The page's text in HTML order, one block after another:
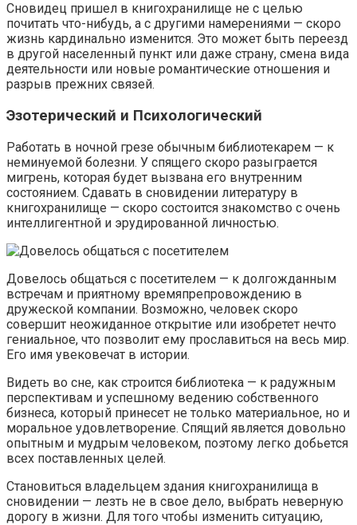
Сновидец пришел в книгохранилище не с целью
почитать что-нибудь, а с другими намерениями — скоро
жизнь кардинально изменится. Это может быть переезд
в другой населенный пункт или даже страну, смена вида
деятельности или новые романтические отношения и
разрыв прежних связей.
Эзотерический и Психологический
Работать в ночной грезе обычным библиотекарем — к
неминуемой болезни. У спящего скоро разыграется
мигрень, которая будет вызвана его внутренним
состоянием. Сдавать в сновидении литературу в
книгохранилище — скоро состоится знакомство с очень
интеллигентной и эрудированной личностью.
Довелось общаться с посетителем — к долгожданным
встречам и приятному времяпрепровождению в
дружеской компании. Возможно, человек скоро
совершит неожиданное открытие или изобретет нечто
гениальное, что позволит ему прославиться на весь мир.
Его имя увековечат в истории.
Видеть во сне, как строится библиотека — к радужным
перспективам и успешному ведению собственного
бизнеса, который принесет не только материальное, но и
моральное удовлетворение. Спящий является довольно
опытным и мудрым человеком, поэтому легко добьется
всех поставленных целей.
Становиться владельцем здания книгохранилища в
сновидении — лезть не в свое дело, выбрать неверную
дорогу в жизни. Для того чтобы изменить ситуацию,